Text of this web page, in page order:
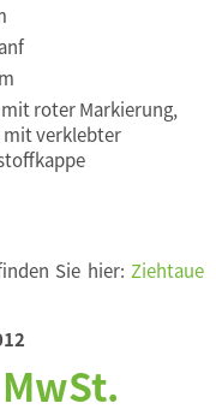
roter Markierung,
mit verklebter
Sie hier: Ziehtaue